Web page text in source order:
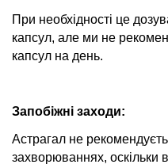
При необхідності це
капсул, але ми не
капсул на день.
Запобіжні заходи:
Астрагал не
захворюваннях, оскільки